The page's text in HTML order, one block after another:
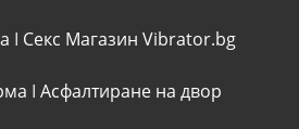
I Секс Магазин Vibrator.bg
I Асфалтиране на двор